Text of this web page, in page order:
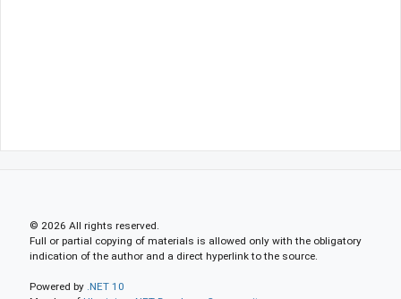
© 2026 All rights reserved.
Full or partial copying of materials is allowed only with the obligatory
indication of the author and a direct hyperlink to the source.
Powered by .NET 10